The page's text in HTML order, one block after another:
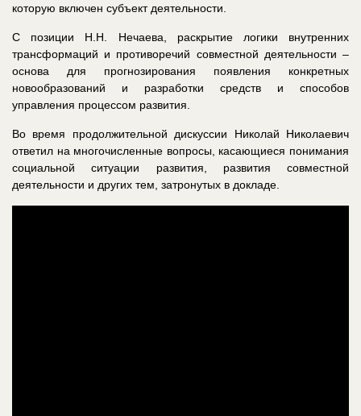
которую включен субъект деятельности.
С позиции Н.Н. Нечаева, раскрытие логики внутренних
трансформаций и противоречий совместной деятельности ‒
основа для прогнозирования появления конкретных
новообразований и разработки средств и способов
управления процессом развития.
Во время продолжительной дискуссии Николай Николаевич
ответил на многочисленные вопросы, касающиеся понимания
социальной ситуации развития, развития совместной
деятельности и других тем, затронутых в докладе.